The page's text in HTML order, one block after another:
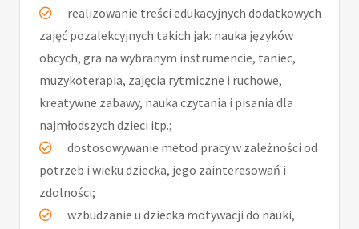
realizowanie treści edukacyjnych dodatkowych
zajęć pozalekcyjnych takich jak: nauka języków
obcych, gra na wybranym instrumencie, taniec,
muzykoterapia, zajęcia rytmiczne i ruchowe,
kreatywne zabawy, nauka czytania i pisania dla
najmłodszych dzieci itp.;
dostosowywanie metod pracy w zależności od
potrzeb i wieku dziecka, jego zainteresowań i
zdolności;
wzbudzanie u dziecka motywacji do nauki,